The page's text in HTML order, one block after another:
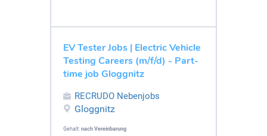
EV Tester Jobs | Electric Vehicle
Testing Careers (m/f/d) - Part-
time job Gloggnitz
RECRUDO Nebenjobs
Gloggnitz
Gehalt: nach Vereinbarung